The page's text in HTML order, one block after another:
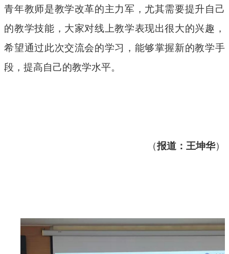
青年教师是教学改革的主力军，尤其需要提升自己
的教学技能，大家对线上教学表现出很大的兴趣，
希望通过此次交流会的学习，能够掌握新的教学手
段，提高自己的教学水平。
（报道：王坤华）